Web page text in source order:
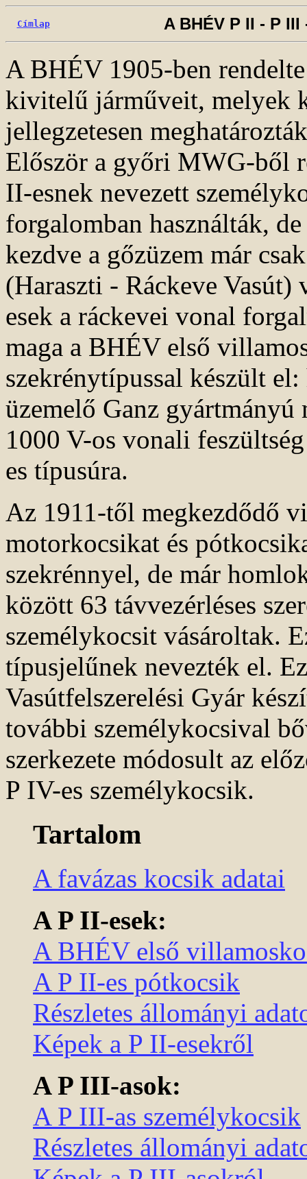
Címlap A BHÉV P II - P
A BHÉV 1905-ben
kivitelű járműveit, melyek
jellegzetesen
Először a győri MWG-ből
II-esnek nevezett
forgalomban használták,
kezdve a gőzüzem már
(Haraszti - Ráckeve
esek a ráckevei vonal
maga a BHÉV első
szekrénytípussal készült
üzemelő Ganz gyártmányú
1000 V-os vonali
es típusúra.
Az 1911-től megkezdődő
motorkocsikat és
szekrénnyel, de már
között 63 távvezérléses
személykocsit vásároltak.
típusjelűnek nevezték el.
Vasútfelszerelési Gyár
további személykocsival
szerkezete módosult az
P IV-es személykocsik.
Tartalom
A favázas kocsik adatai
A P II-esek:
A BHÉV első
A P II-es pótkocsik
Részletes állományi
Képek a P II-esekről
A P III-asok:
A P III-as személykocsik
Részletes állományi